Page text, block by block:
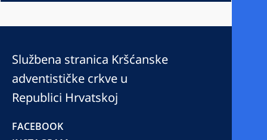
Službena stranica Kršćanske
adventističke crkve u
Republici Hrvatskoj
FACEBOOK